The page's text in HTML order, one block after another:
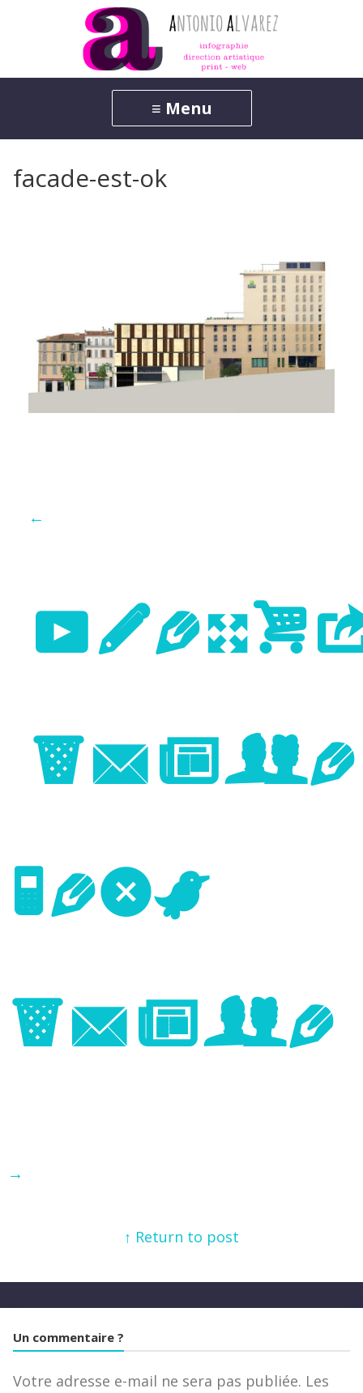
facade-est-ok
←
Image
Next
Image
→
↑ Return to post
Un commentaire ?
Votre adresse e-mail ne sera pas publiée. Les